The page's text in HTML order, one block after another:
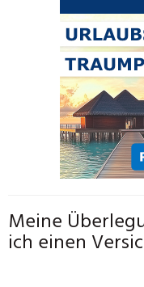
Meine
ich einen